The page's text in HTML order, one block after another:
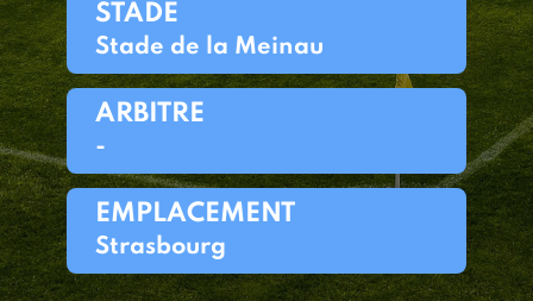
STADE
Stade de la Meinau
ARBITRE
-
EMPLACEMENT
Strasbourg